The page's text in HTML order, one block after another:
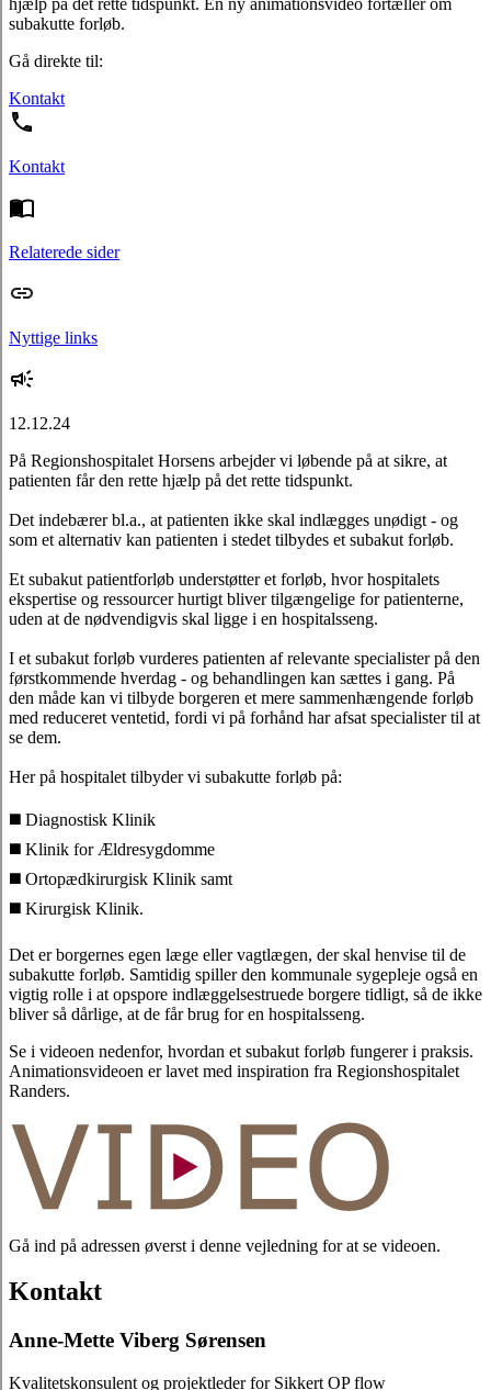
subakutte forløb.
Gå direkte til:
Kontakt
Kontakt
Relaterede sider
Nyttige links
12.12.24
På Regionshospitalet Horsens arbejder vi løbende på at sikre, at
patienten får den rette hjælp på det rette tidspunkt.
Det indebærer bl.a., at patienten ikke skal indlægges unødigt - og
som et alternativ kan patienten i stedet tilbydes et subakut forløb.
Et subakut patientforløb understøtter et forløb, hvor hospitalets
ekspertise og ressourcer hurtigt bliver tilgængelige for patienterne,
uden at de nødvendigvis skal ligge i en hospitalsseng.
I et subakut forløb vurderes patienten af relevante specialister på den
førstkommende hverdag - og behandlingen kan sættes i gang. På
den måde kan vi tilbyde borgeren et mere sammenhængende forløb
med reduceret ventetid, fordi vi på forhånd har afsat specialister til at
se dem.
Her på hospitalet tilbyder vi subakutte forløb på:
◼️ Diagnostisk Klinik
◼️ Klinik for Ældresygdomme
◼️ Ortopædkirurgisk Klinik samt
◼️ Kirurgisk Klinik.
Det er borgernes egen læge eller vagtlægen, der skal henvise til de
subakutte forløb. Samtidig spiller den kommunale sygepleje også en
vigtig rolle i at opspore indlæggelsestruede borgere tidligt, så de ikke
bliver så dårlige, at de får brug for en hospitalsseng.
Se i videoen nedenfor, hvordan et subakut forløb fungerer i praksis.
Animationsvideoen er lavet med inspiration fra Regionshospitalet
Randers.
Gå ind på adressen øverst i denne vejledning for at se videoen.
Kontakt
Anne-Mette Viberg Sørensen
Kvalitetskonsulent og projektleder for Sikkert OP flow